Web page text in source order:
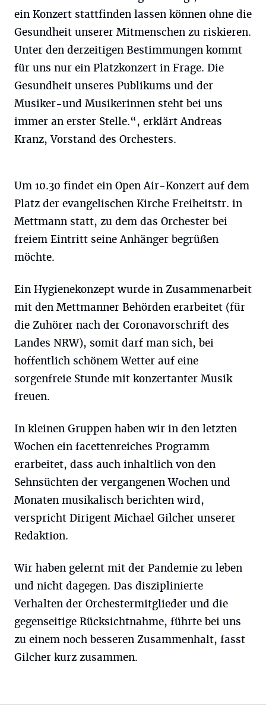
ein Konzert stattfinden lassen können ohne die
Gesundheit unserer Mitmenschen zu riskieren.
Unter den derzeitigen Bestimmungen kommt
für uns nur ein Platzkonzert in Frage. Die
Gesundheit unseres Publikums und der
Musiker-und Musikerinnen steht bei uns
immer an erster Stelle.“, erklärt Andreas
Kranz, Vorstand des Orchesters.
Um 10.30 findet ein Open Air-Konzert auf dem
Platz der evangelischen Kirche Freiheitstr. in
Mettmann statt, zu dem das Orchester bei
freiem Eintritt seine Anhänger begrüßen
möchte.
Ein Hygienekonzept wurde in Zusammenarbeit
mit den Mettmanner Behörden erarbeitet (für
die Zuhörer nach der Coronavorschrift des
Landes NRW), somit darf man sich, bei
hoffentlich schönem Wetter auf eine
sorgenfreie Stunde mit konzertanter Musik
freuen.
In kleinen Gruppen haben wir in den letzten
Wochen ein facettenreiches Programm
erarbeitet, dass auch inhaltlich von den
Sehnsüchten der vergangenen Wochen und
Monaten musikalisch berichten wird,
verspricht Dirigent Michael Gilcher unserer
Redaktion.
Wir haben gelernt mit der Pandemie zu leben
und nicht dagegen. Das disziplinierte
Verhalten der Orchestermitglieder und die
gegenseitige Rücksichtnahme, führte bei uns
zu einem noch besseren Zusammenhalt, fasst
Gilcher kurz zusammen.